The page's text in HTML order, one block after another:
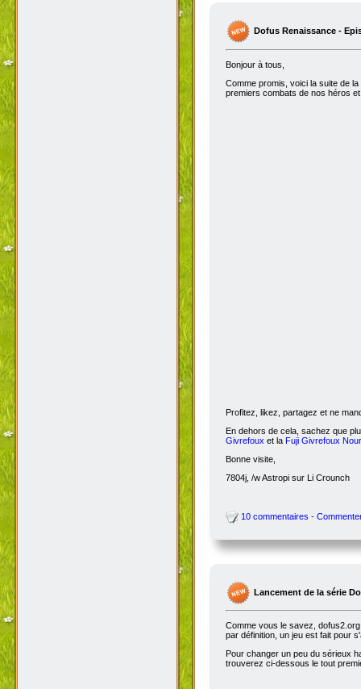
Dofus Renaissance -
Bonjour à tous,
Comme promis, voici la suite de
premiers combats de nos héros
Profitez, likez, partagez et ne
En dehors de cela, sachez que
Givrefoux et la Fuji Givrefoux
Bonne visite,
7804j, /w Astropi sur Li Crounch
10 commentaires -
Lancement de la série
Comme vous le savez,
par définition, un jeu est fait pour
Pour changer un peu du sérieux
trouverez ci-dessous le tout